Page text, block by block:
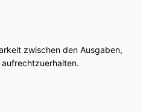
zwischen den Ausgaben,